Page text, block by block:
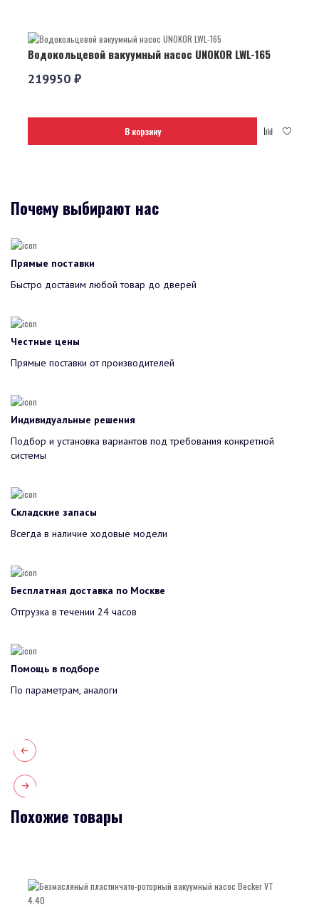
Водокольцевой вакуумный насос UNOKOR LWL-165
219950 ₽
В корзину
Почему выбирают нас
Прямые поставки
Быстро доставим любой товар до дверей
Честные цены
Прямые поставки от производителей
Индивидуальные решения
Подбор и установка вариантов под требования конкретной
системы
Складские запасы
Всегда в наличие ходовые модели
Бесплатная доставка по Москве
Отгрузка в течении 24 часов
Помощь в подборе
По параметрам, аналоги
Похожие товары